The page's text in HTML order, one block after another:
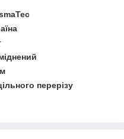
перерізу